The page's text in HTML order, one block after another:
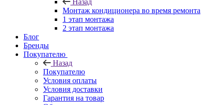
Назад
Монтаж кондиционера во время ремонта
1 этап монтажа
2 этап монтажа
Блог
Бренды
Покупателю
Назад
Покупателю
Условия оплаты
Условия доставки
Гарантия на товар